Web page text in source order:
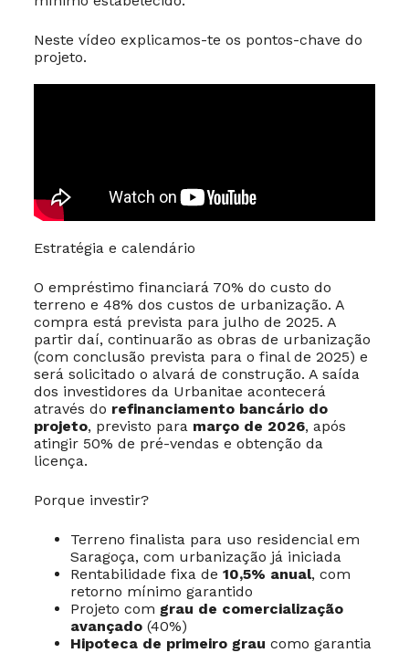
Neste vídeo explicamos-te os pontos-chave do
projeto.
Estratégia e calendário
O empréstimo financiará 70% do custo do
terreno e 48% dos custos de urbanização. A
compra está prevista para julho de 2025. A
partir daí, continuarão as obras de urbanização
(com conclusão prevista para o final de 2025) e
será solicitado o alvará de construção. A saída
dos investidores da Urbanitae acontecerá
através do refinanciamento bancário do
projeto, previsto para março de 2026, após
atingir 50% de pré-vendas e obtenção da
licença.
Porque investir?
Terreno finalista para uso residencial em
Saragoça, com urbanização já iniciada
Rentabilidade fixa de 10,5% anual, com
retorno mínimo garantido
Projeto com grau de comercialização
avançado(40%)
Hipoteca de primeiro grau como garantia